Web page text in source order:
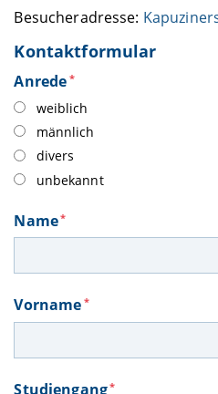
Besucheradresse:
Kontaktformular
Anrede *
weiblich
männlich
divers
unbekannt
Name*
Vorname *
Studiengang*